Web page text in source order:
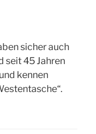
sicher auch
seit 45 Jahren
kennen